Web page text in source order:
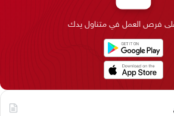
ن
ر
ا
م
م
k
فرص العمل في متناول يدك